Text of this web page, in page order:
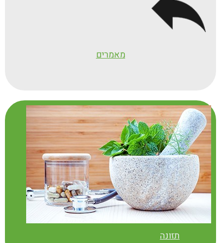
מאמרים
תזונה